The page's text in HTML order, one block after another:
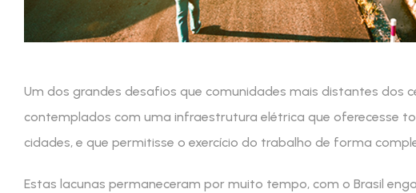
Um dos grandes desafios que comunidades mais distantes dos
contemplados com uma infraestrutura elétrica que oferecesse
cidades, e que permitisse o exercício do trabalho de forma
Estas lacunas permaneceram por muito tempo, com o Brasil